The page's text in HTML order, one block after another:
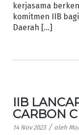
kerjasama
komitmen IIB
Daerah […]
IIB
CARBON
14 Nov 2023 / oleh